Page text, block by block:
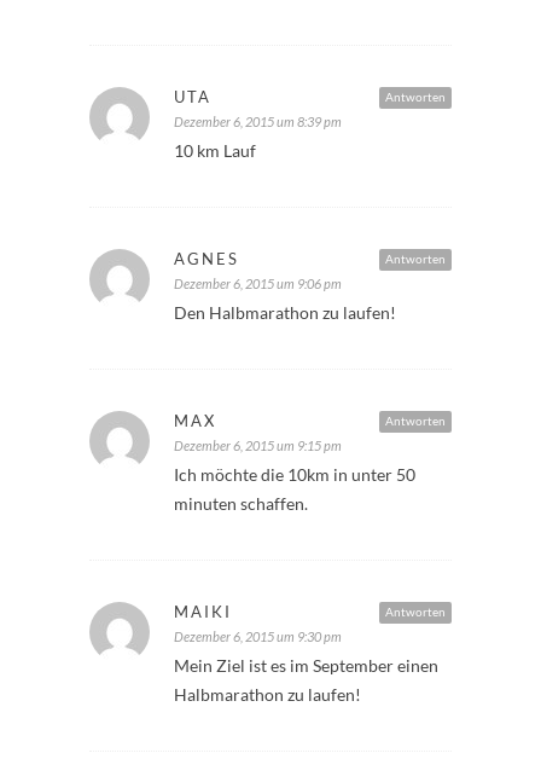
Antworten
UTA
Dezember 6, 2015 um 8:39 pm
10 km Lauf
Antworten
AGNES
Dezember 6, 2015 um 9:06 pm
Den Halbmarathon zu laufen!
Antworten
MAX
Dezember 6, 2015 um 9:15 pm
Ich möchte die 10km in unter 50
minuten schaffen.
Antworten
MAIKI
Dezember 6, 2015 um 9:30 pm
Mein Ziel ist es im September einen
Halbmarathon zu laufen!